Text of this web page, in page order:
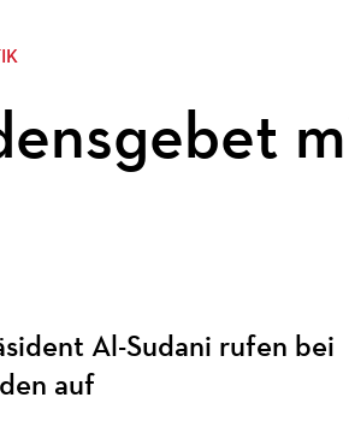
Al-Sudani rufen bei
auf